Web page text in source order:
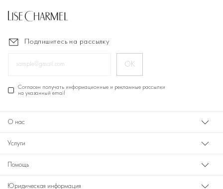
Подпишитесь на рассылку
ОК
Cогласен получать информационные и рекламные рассылки
на указанный email
О нас
Услуги
Помощь
Юридическая информация